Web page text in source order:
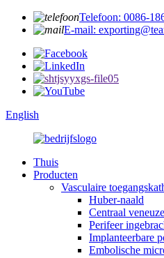
Telefoon: 0086-
E-mail:
English
Thuis
Producten
Vasculaire
Huber-naald
Centraal
Perifeer
Implanteerbare
Embolische